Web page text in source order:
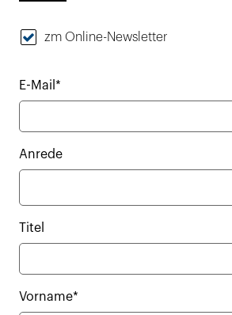
zm Online-Newsletter
E-Mail*
Anrede
Titel
Vorname*